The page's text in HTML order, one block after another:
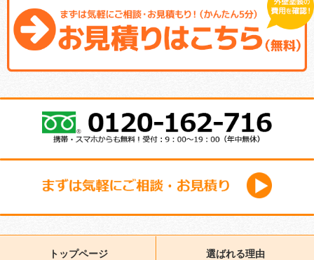
トップページ 選ばれる理由